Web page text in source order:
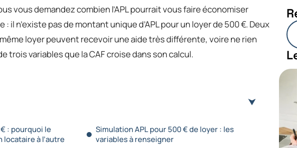
vous demandez combien l’APL pourrait vous faire économiser
il n’existe pas de montant unique d’APL pour un loyer de 500 €. Deux
loyer peuvent recevoir une aide très différente, voire ne rien
trois variables que la CAF croise dans son calcul.
: pourquoi le
locataire à l’autre
Simulation APL pour 500 € de loyer : les
variables à renseigner